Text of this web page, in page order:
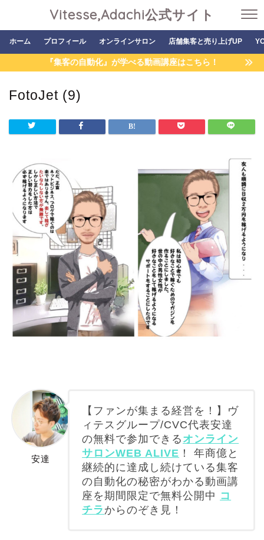
Vitesse,Adachi公式サイト
ホーム プロフィール オンラインサロン 店舗集客と売り上げUP
『集客の自動化』が学べる動画講座はこちら！
FotoJet (9)
安達
【ファンが集まる経営を！】ヴ
ィテスグループ/CVC代表安達
の無料で参加できる オンライン
サロンWEB ALIVE ！ 年商億と
継続的に達成し続けている集客
の自動化の秘密がわかる動画講
座を期間限定で無料公開中 コ
チラ からのぞき見！